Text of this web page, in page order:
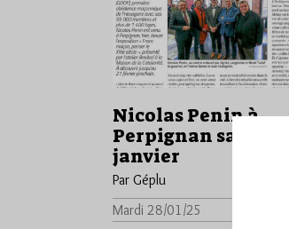
Nicolas Penin à
Perpignan samedi
janvier
Par Géplu
Mardi 28/01/25